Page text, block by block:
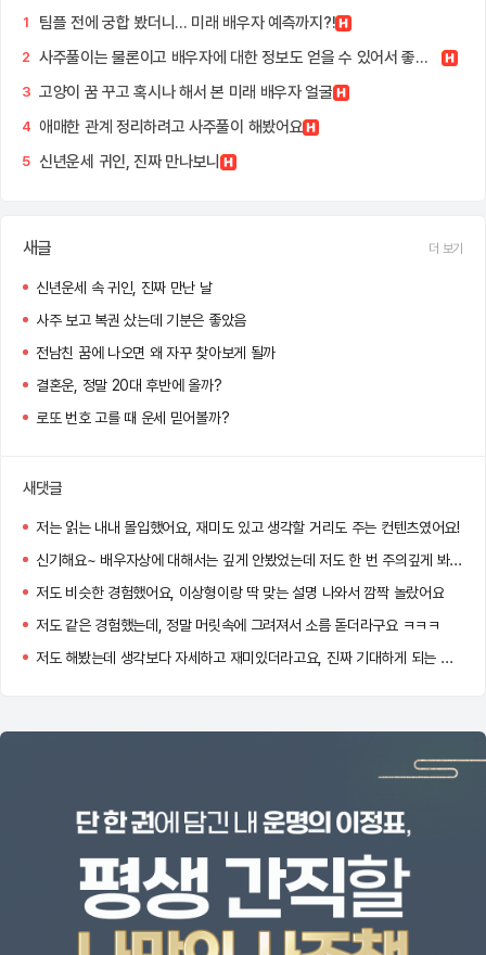
1 팀플 전에 궁합 봤더니... 미래 배우자 예측까지?!
2 사주풀이는 물론이고 배우자에 대한 정보도 얻을 수 있어서 좋았어요.
3 고양이 꿈 꾸고 혹시나 해서 본 미래 배우자 얼굴
4 애매한 관계 정리하려고 사주풀이 해봤어요
5 신년운세 귀인, 진짜 만나보니
새글 더 보기
신년운세 속 귀인, 진짜 만난 날
사주 보고 복권 샀는데 기분은 좋았음
전남친 꿈에 나오면 왜 자꾸 찾아보게 될까
결혼운, 정말 20대 후반에 올까?
로또 번호 고를 때 운세 믿어볼까?
새댓글
저는 읽는 내내 몰입했어요, 재미도 있고 생각할 거리도 주는 컨텐츠였어요!
신기해요~ 배우자상에 대해서는 깊게 안봤었는데 저도 한 번 주의깊게 봐야겠어요!
저도 비슷한 경험했어요, 이상형이랑 딱 맞는 설명 나와서 깜짝 놀랐어요
저도 같은 경험했는데, 정말 머릿속에 그려져서 소름 돋더라구요 ㅋㅋㅋ
저도 해봤는데 생각보다 자세하고 재미있더라고요, 진짜 기대하게 되는 컨텐츠였어요!